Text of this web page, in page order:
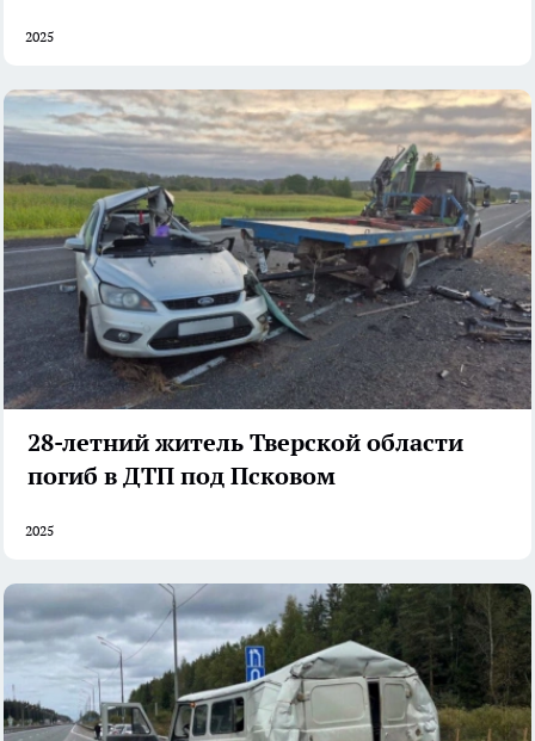
2025
28-летний житель Тверской области
погиб в ДТП под Псковом
2025